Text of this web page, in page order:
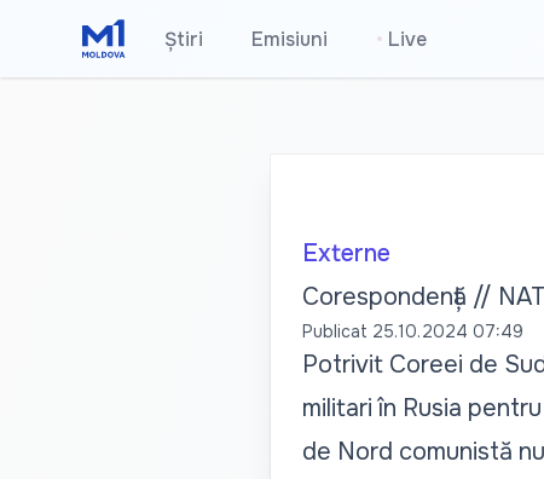
Știri Emisiuni • Live
Externe
Corespondență //
Publicat 25.10.2024 07:49
Potrivit Coreei de
militari în Rusia
de Nord comunistă